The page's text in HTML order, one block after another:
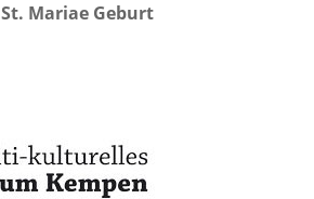
St. Mariae Geburt